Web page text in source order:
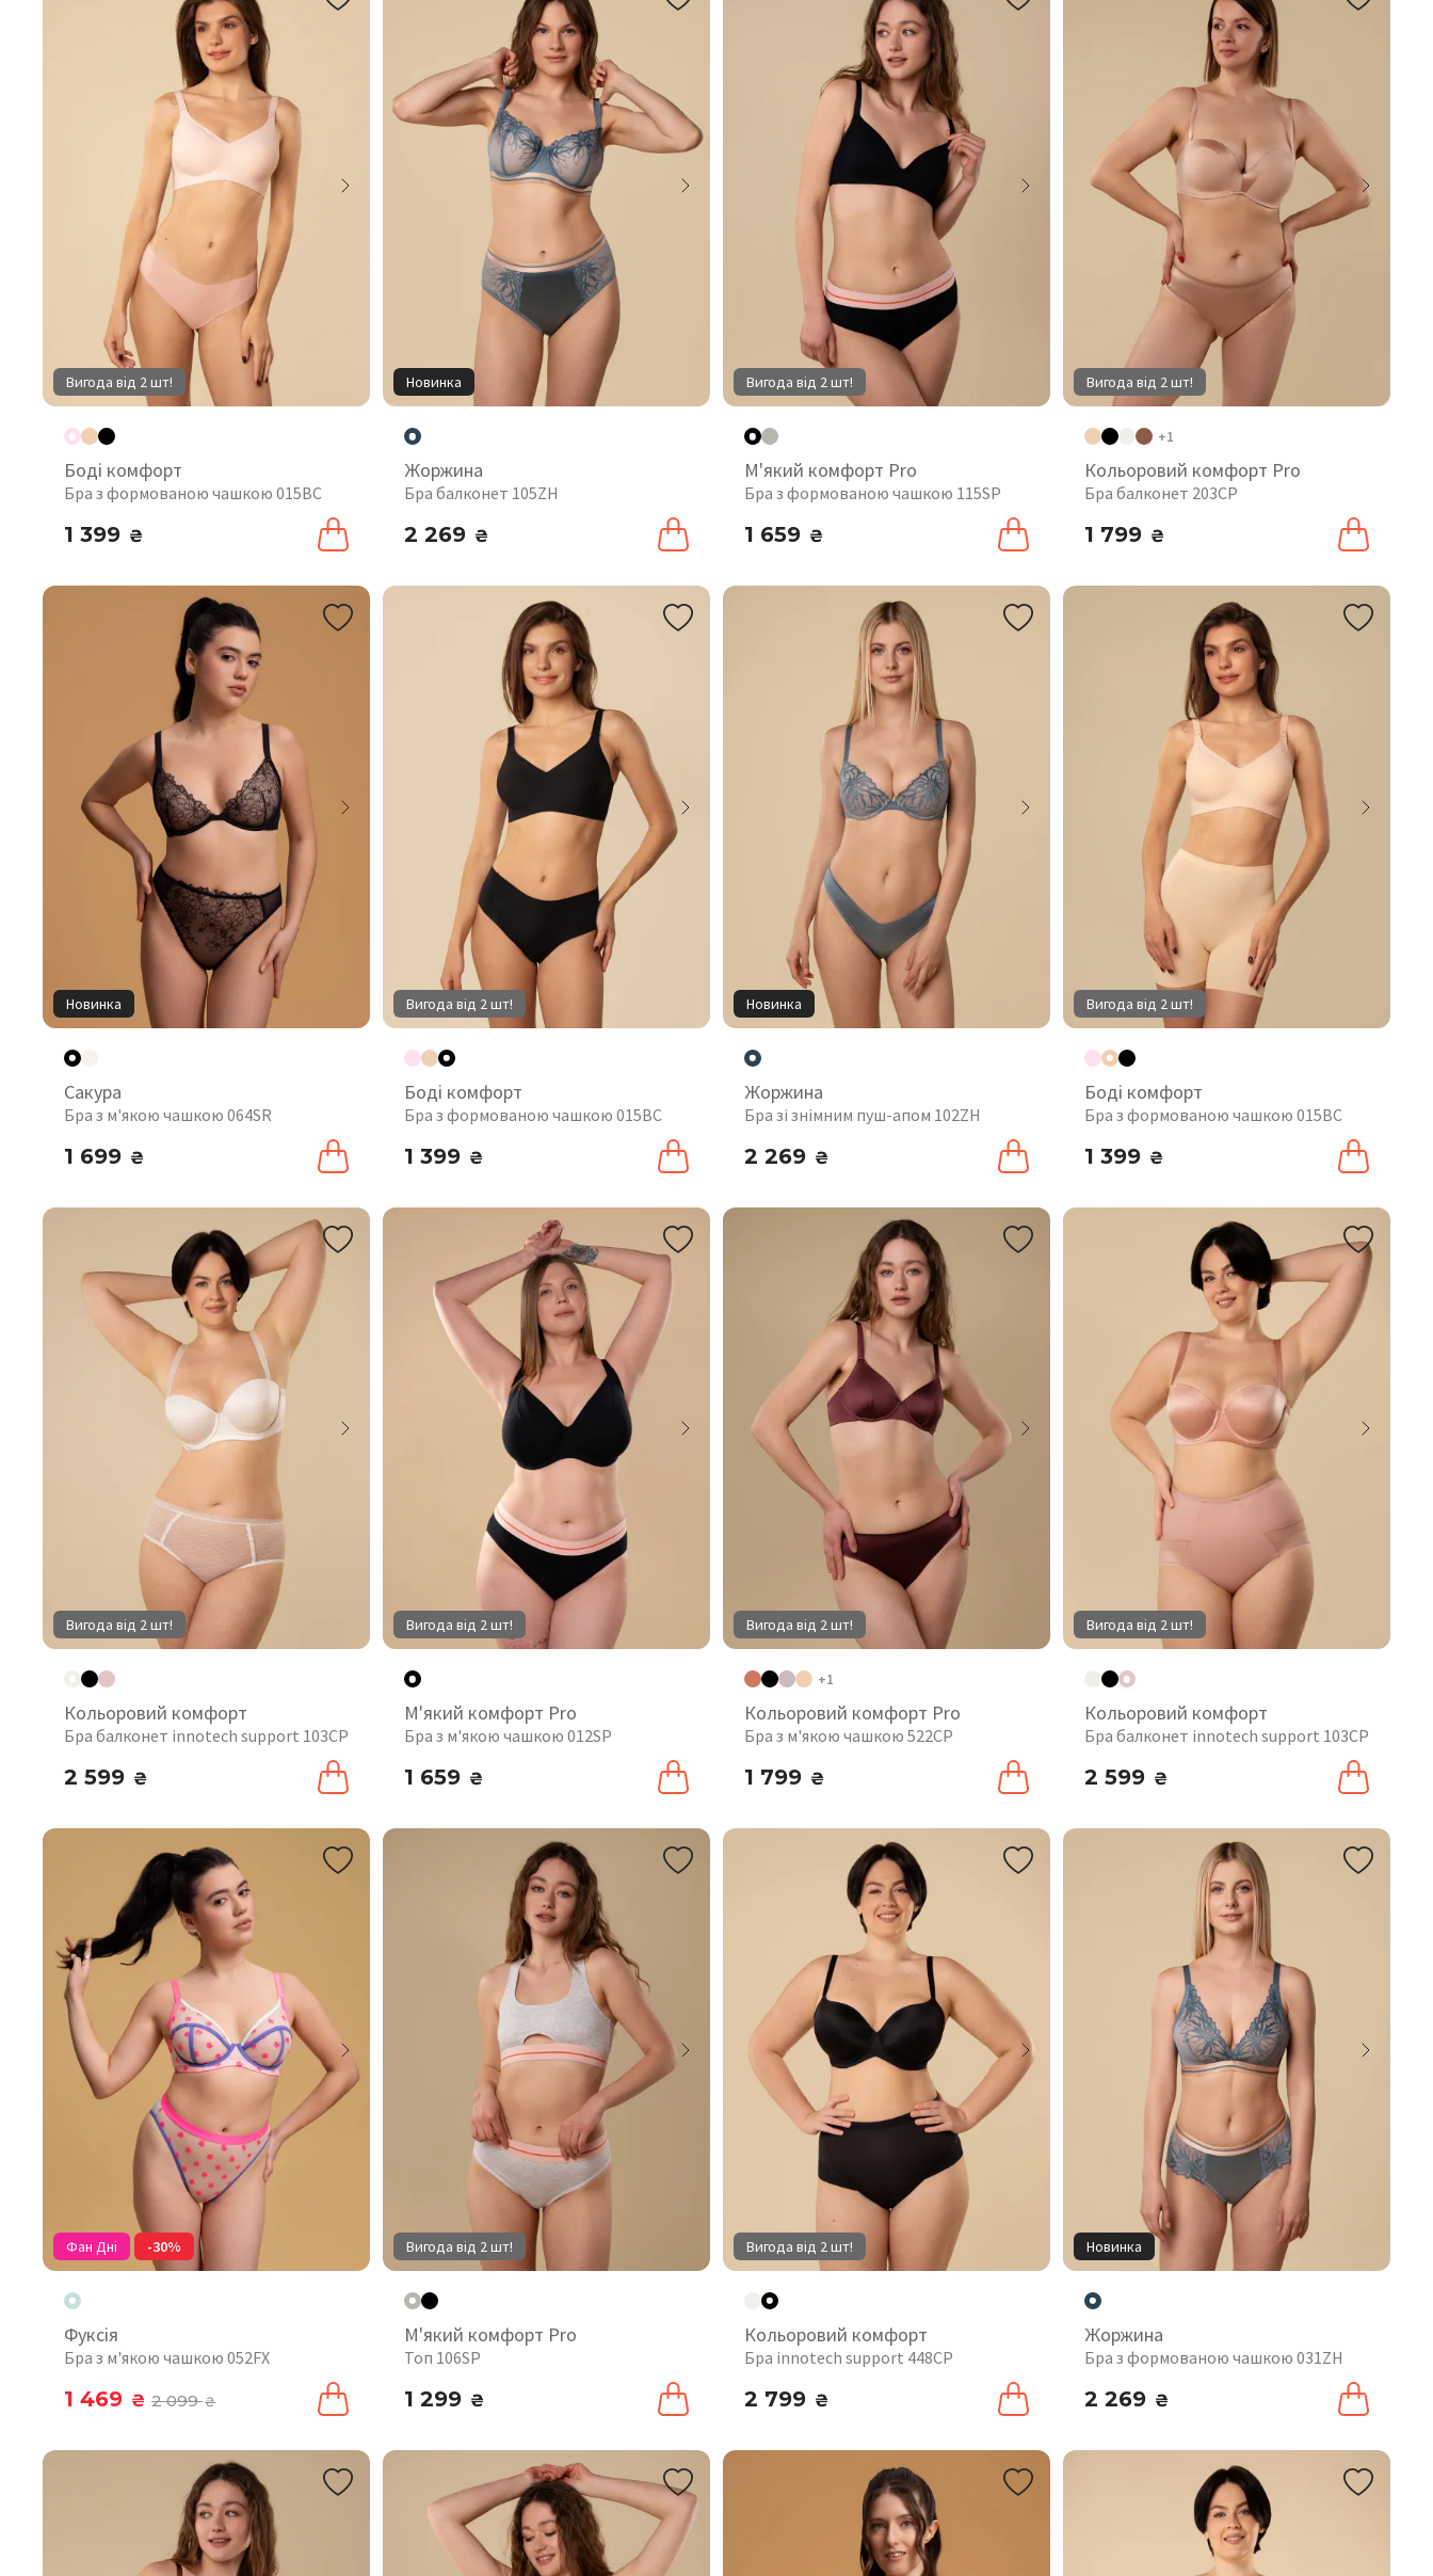
Вигода від 2 шт!
Боді комфорт
Бра з формованою чашкою 015BC
1 399 ₴
Новинка
Жоржина
Бра балконет 105ZH
2 269 ₴
Вигода від 2 шт!
М'який комфорт Pro
Бра з формованою чашкою 115SP
1 659 ₴
Вигода від 2 шт!
+1
Кольоровий комфорт Pro
Бра балконет 203CP
1 799 ₴
Новинка
Сакура
Бра з м'якою чашкою 064SR
1 699 ₴
Вигода від 2 шт!
Боді комфорт
Бра з формованою чашкою 015BC
1 399 ₴
Новинка
Жоржина
Бра зі знімним пуш-апом 102ZH
2 269 ₴
Вигода від 2 шт!
Боді комфорт
Бра з формованою чашкою 015BC
1 399 ₴
Вигода від 2 шт!
Кольоровий комфорт
Бра балконет innotech support 103CP
2 599 ₴
Вигода від 2 шт!
М'який комфорт Pro
Бра з м'якою чашкою 012SP
1 659 ₴
Вигода від 2 шт!
+1
Кольоровий комфорт Pro
Бра з м'якою чашкою 522CP
1 799 ₴
Вигода від 2 шт!
Кольоровий комфорт
Бра балконет innotech support 103CP
2 599 ₴
Фан Дні -30%
Фуксія
Бра з м'якою чашкою 052FX
1 469 ₴ 2 099₴
Вигода від 2 шт!
М'який комфорт Pro
Топ 106SP
1 299 ₴
Вигода від 2 шт!
Кольоровий комфорт
Бра innotech support 448CP
2 799 ₴
Новинка
Жоржина
Бра з формованою чашкою 031ZH
2 269 ₴